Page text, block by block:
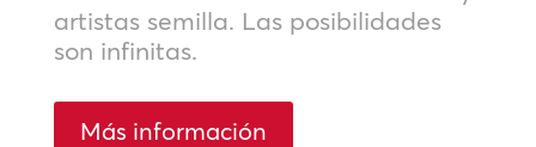
artistas semilla. Las posibilidades
son infinitas.
Más información